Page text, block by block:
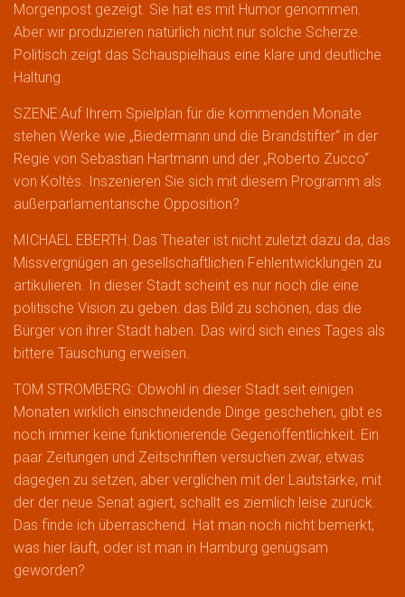
Morgenpost gezeigt. Sie hat es mit Humor genommen.
Aber wir produzieren natürlich nicht nur solche Scherze.
Politisch zeigt das Schauspielhaus eine klare und deutliche
Haltung.
SZENE:Auf Ihrem Spielplan für die kommenden Monate
stehen Werke wie „Biedermann und die Brandstifter“ in der
Regie von Sebastian Hartmann und der „Roberto Zucco“
von Koltès. Inszenieren Sie sich mit diesem Programm als
außerparlamentarische Opposition?
MICHAEL EBERTH: Das Theater ist nicht zuletzt dazu da, das
Missvergnügen an gesellschaftlichen Fehlentwicklungen zu
artikulieren. In dieser Stadt scheint es nur noch die eine
politische Vision zu geben: das Bild zu schönen, das die
Bürger von ihrer Stadt haben. Das wird sich eines Tages als
bittere Täuschung erweisen.
TOM STROMBERG: Obwohl in dieser Stadt seit einigen
Monaten wirklich einschneidende Dinge geschehen, gibt es
noch immer keine funktionierende Gegenöffentlichkeit. Ein
paar Zeitungen und Zeitschriften versuchen zwar, etwas
dagegen zu setzen, aber verglichen mit der Lautstärke, mit
der der neue Senat agiert, schallt es ziemlich leise zurück.
Das finde ich überraschend. Hat man noch nicht bemerkt,
was hier läuft, oder ist man in Hamburg genügsam
geworden?